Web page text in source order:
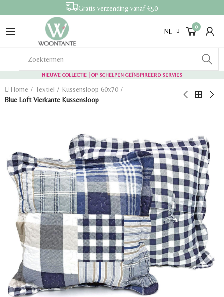
Gratis verzending vanaf €50
NL
0
NIEUWE COLLECTIE | OP SCHELPEN GEÏNSPIREERD SERVIES
Home Textiel
Kussensloop 60x70
Blue Loft Vierkante Kussensloop